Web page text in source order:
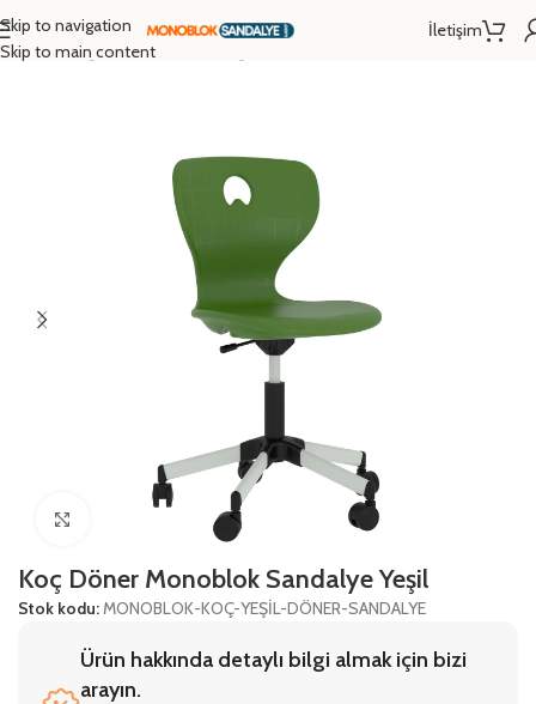
Skip to navigation
Skip to main content
İletişim
Ana Sayfa/Eğitim Donanımları
Koç Döner Monoblok Sandalye Yeşil
Stok kodu:MONOBLOK-KOÇ-YEŞİL-DÖNER-SANDALYE
Ürün hakkında detaylı bilgi almak için bizi
arayın.